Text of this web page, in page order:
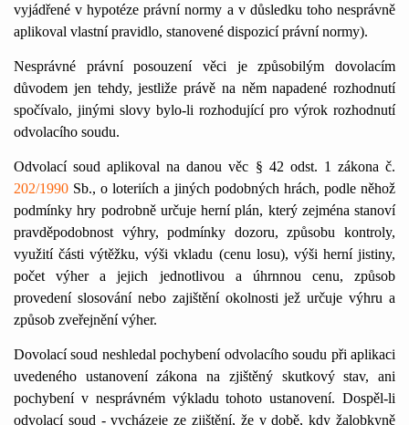
vyjádřené v hypotéze právní normy a v důsledku toho nesprávně
aplikoval vlastní pravidlo, stanovené dispozicí právní normy).
Nesprávné právní posouzení věci je způsobilým dovolacím
důvodem jen tehdy, jestliže právě na něm napadené rozhodnutí
spočívalo, jinými slovy bylo-li rozhodující pro výrok rozhodnutí
odvolacího soudu.
Odvolací soud aplikoval na danou věc § 42 odst. 1 zákona č.
202/1990 Sb., o loteriích a jiných podobných hrách, podle něhož
podmínky hry podrobně určuje herní plán, který zejména stanoví
pravděpodobnost výhry, podmínky dozoru, způsobu kontroly,
využití části výtěžku, výši vkladu (cenu losu), výši herní jistiny,
počet výher a jejich jednotlivou a úhrnnou cenu, způsob
provedení slosování nebo zajištění okolnosti jež určuje výhru a
způsob zveřejnění výher.
Dovolací soud neshledal pochybení odvolacího soudu při aplikaci
uvedeného ustanovení zákona na zjištěný skutkový stav, ani
pochybení v nesprávném výkladu tohoto ustanovení. Dospěl-li
odvolací soud - vycházeje ze zjištění, že v době, kdy žalobkyně